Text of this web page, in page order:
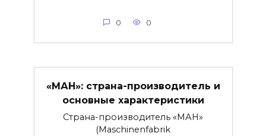
0 0
«МАН»: страна-производитель и
основные характеристики
Страна-производитель «МАН»
(Maschinenfabrik